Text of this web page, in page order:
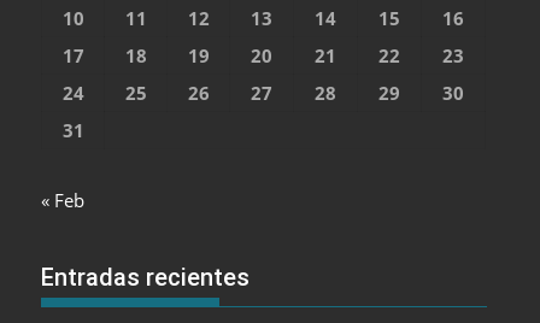
10
11 12 13 14 15
16
17
18 19 20 21 22
23
24
25 26 27 28 29
30
31
« Feb
Entradas recientes